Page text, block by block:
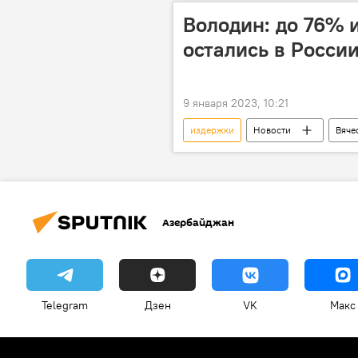
Политика
Новости мира
Володин: до 76%
остались в России
9 января 2023, 10:21
издержки Новости
Азербайджан
Telegram Дзен VK Макс